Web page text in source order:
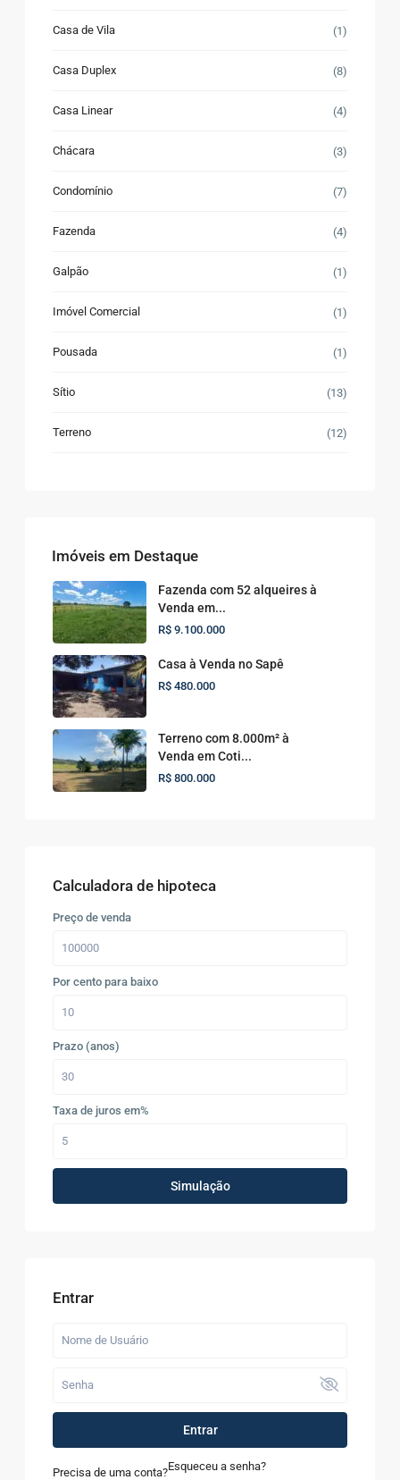
Casa de Vila (1)
Casa Duplex (8)
Casa Linear (4)
Chácara (3)
Condomínio (7)
Fazenda (4)
Galpão (1)
Imóvel Comercial (1)
Pousada (1)
Sítio (13)
Terreno (12)
Imóveis em Destaque
Fazenda com 52 alqueires à
Venda em...
R$ 9.100.000
Casa à Venda no Sapê
R$ 480.000
Terreno com 8.000m² à
Venda em Coti...
R$ 800.000
Calculadora de hipoteca
Preço de venda
Por cento para baixo
Prazo (anos)
Taxa de juros em%
Simulação
Entrar
Entrar
Precisa de uma conta?Esqueceu a senha?